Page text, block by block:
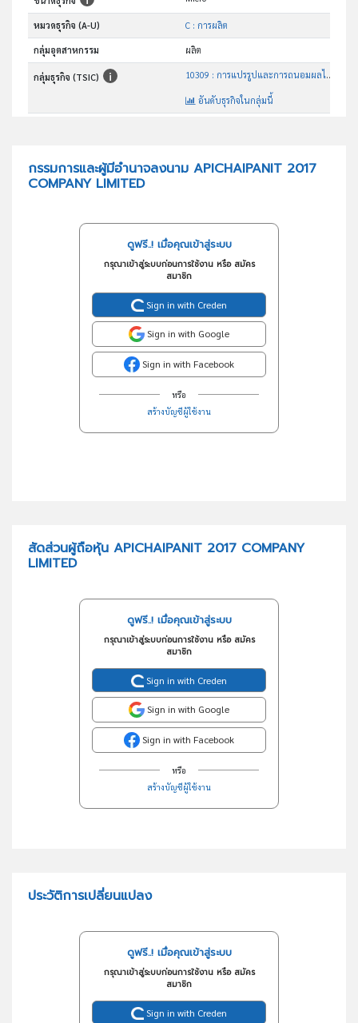
หมวดธุรกิจ (A-U) C : การผลิต
กลุ่มอุตสาหกรรม ผลิต
กลุ่มธุรกิจ (TSIC) 10309 : การแปรรูปและการถนอมผลไม้และผักด้วยวิธีอื่นๆซึ่งมิได้ จัดประเภทไว้ในที่อื่น
อันดับธุรกิจในกลุ่มนี้
กรรมการและผู้มีอำนาจลงนาม APICHAIPANIT 2017
COMPANY LIMITED
ดูฟรี..! เมื่อคุณเข้าสู่ระบบ
กรุณาเข้าสู่ระบบก่อนการใช้งาน หรือ สมัคร
สมาชิก
Sign in with Creden
Sign in with Google
Sign in with Facebook
หรือ
สร้างบัญชีผู้ใช้งาน
สัดส่วนผู้ถือหุ้น APICHAIPANIT 2017 COMPANY
LIMITED
ดูฟรี..! เมื่อคุณเข้าสู่ระบบ
กรุณาเข้าสู่ระบบก่อนการใช้งาน หรือ สมัคร
สมาชิก
Sign in with Creden
Sign in with Google
Sign in with Facebook
หรือ
สร้างบัญชีผู้ใช้งาน
ประวัติการเปลี่ยนแปลง
ดูฟรี..! เมื่อคุณเข้าสู่ระบบ
กรุณาเข้าสู่ระบบก่อนการใช้งาน หรือ สมัคร
สมาชิก
Sign in with Creden